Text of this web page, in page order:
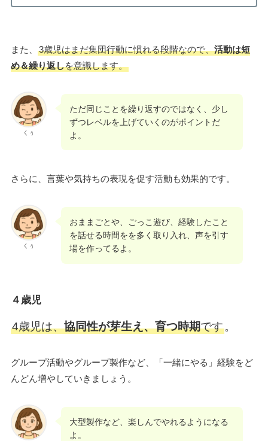
また、 3歳児はまだ集団行動に慣れる段階なので、活動は短
め＆繰り返しを意識します。
くぅ
ただ同じことを繰り返すのではなく、少し
ずつレベルを上げていくのがポイントだ
よ。
さらに、言葉や気持ちの表現を促す活動も効果的です。
くぅ
おままごとや、ごっこ遊び、経験したこと
を話せる時間をを多く取り入れ、声を引す
場を作ってるよ。
４歳児
4歳児は、協同性が芽生え、育つ時期です。
グループ活動やグループ製作など、「一緒にやる」経験をど
んどん増やしていきましょう。
大型製作など、楽しんでやれるようになる
よ。